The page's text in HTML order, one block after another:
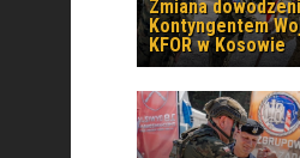
Zmiana
Kontyngentem
KFOR w Kosowie